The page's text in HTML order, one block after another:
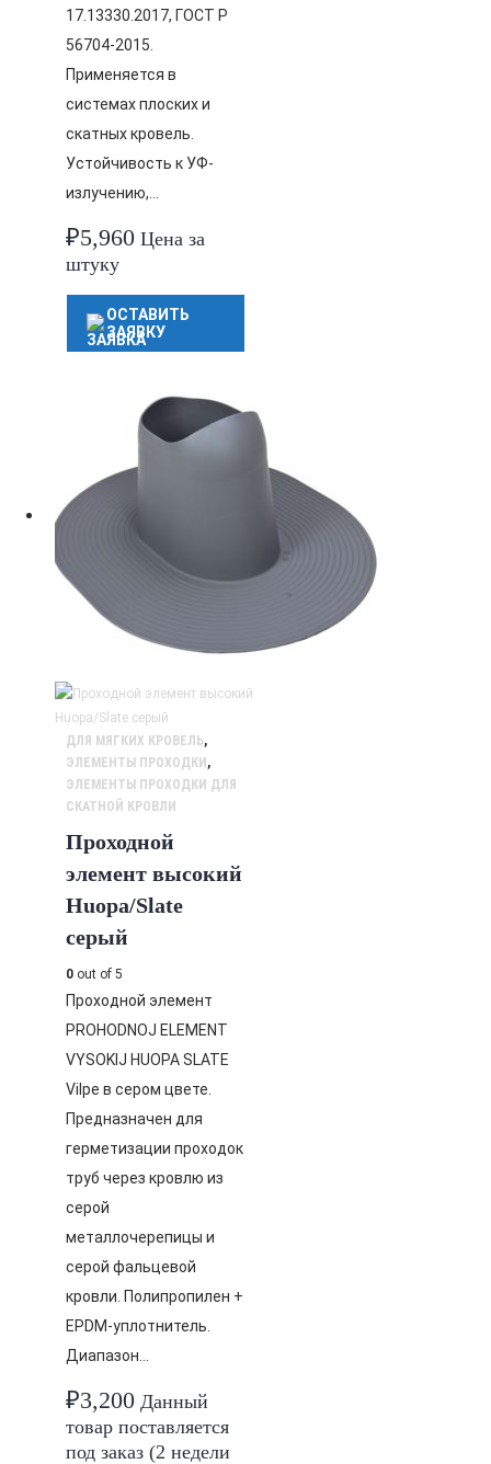
17.13330.2017, ГОСТ Р
56704-2015.
Применяется в
системах плоских и
скатных кровель.
Устойчивость к УФ-
излучению,…
₽5,960 Цена за
штуку
ОСТАВИТЬ
ЗАЯВКУ
ДЛЯ МЯГКИХ КРОВЕЛЬ,
ЭЛЕМЕНТЫ ПРОХОДКИ,
ЭЛЕМЕНТЫ ПРОХОДКИ ДЛЯ
СКАТНОЙ КРОВЛИ
Проходной
элемент высокий
Huopa/Slate
серый
0 out of 5
Проходной элемент
PROHODNOJ ELEMENT
VYSOKIJ HUOPA SLATE
Vilpe в сером цвете.
Предназначен для
герметизации проходок
труб через кровлю из
серой
металлочерепицы и
серой фальцевой
кровли. Полипропилен +
EPDM-уплотнитель.
Диапазон…
₽3,200 Данный
товар поставляется
под заказ (2 недели